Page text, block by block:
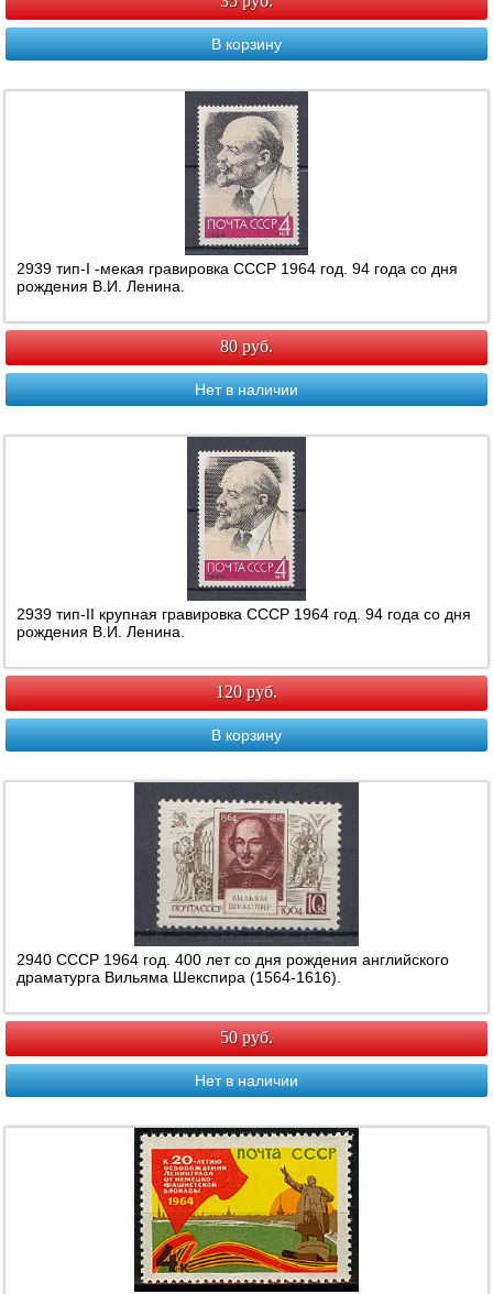
В корзину
2939 тип-I -мекая гравировка СССР 1964 год. 94 года со дня
рождения В.И. Ленина.
80 руб.
Нет в наличии
2939 тип-II крупная гравировка СССР 1964 год. 94 года со дня
рождения В.И. Ленина.
120 руб.
В корзину
2940 СССР 1964 год. 400 лет со дня рождения английского
драматурга Вильяма Шекспира (1564-1616).
50 руб.
Нет в наличии